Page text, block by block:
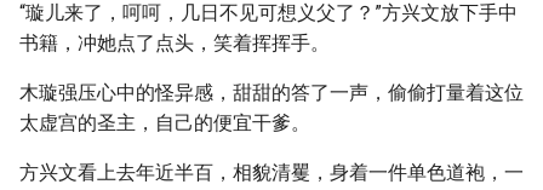
“璇儿来了，呵呵，几日不见可想义父了？”方兴文放下手中
书籍，冲她点了点头，笑着挥挥手。
木璇强压心中的怪异感，甜甜的答了一声，偷偷打量着这位
太虚宫的圣主，自己的便宜干爹。
方兴文看上去年近半百，相貌清矍，身着一件单色道袍，一